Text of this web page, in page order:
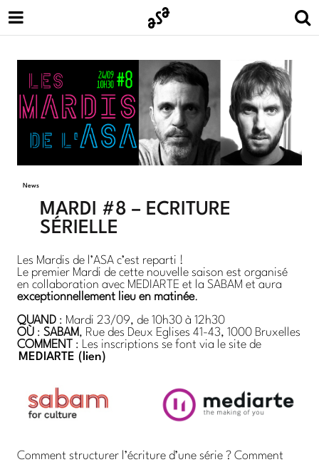
News
MARDI #8 – ÉCRITURE
SÉRIELLE
Les Mardis de l’ASA c’est reparti !
Le premier Mardi de cette nouvelle saison est organisé
en collaboration avec MEDIARTE et la SABAM et aura
exceptionnellement lieu en matinée.
QUAND : Mardi 23/09, de 10h30 à 12h30
OÙ : SABAM, Rue des Deux Eglises 41-43, 1000 Bruxelles
COMMENT
: Les inscriptions se font via le site de
MEDIARTE (lien)
Comment structurer l’écriture d’une série ? Comment